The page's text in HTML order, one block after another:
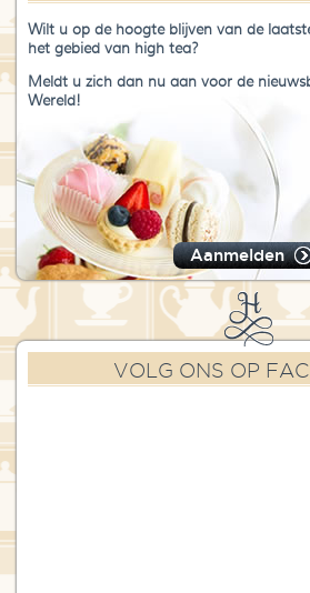
Wilt u op de hoogte blijven van de
het gebied van high tea?
Meldt u zich dan nu aan voor de
Wereld!
Aanmelden
VOLG ONS OP